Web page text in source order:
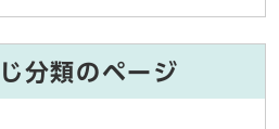
分類のページ